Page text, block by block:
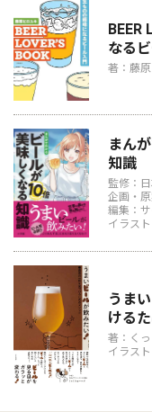
BEER
なる
著：藤
まん
知識
監修：
企画・
編集：
イラス
うま
ける
著：く
イラス